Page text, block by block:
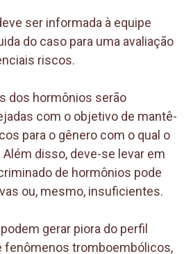
ser informada à equipe
do caso para uma avaliação
riscos.
dos hormônios serão
com o objetivo de mantê-
para o gênero com o qual o
disso, deve-se levar em
de hormônios pode
ou, mesmo, insuficientes.
gerar piora do perfil
fenômenos tromboembólicos,